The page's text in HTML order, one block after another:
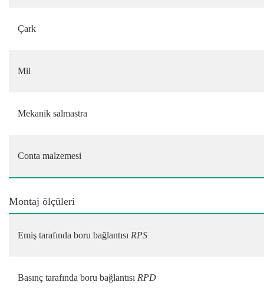
Çark
Mil
Mekanik salmastra
Conta malzemesi
Montaj ölçüleri
Emiş tarafında boru bağlantısı RPS
Basınç tarafında boru bağlantısı RPD